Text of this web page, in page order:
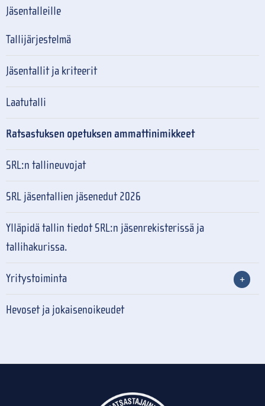
Jäsentalleille
Tallijärjestelmä
Jäsentallit ja kriteerit
Laatutalli
Ratsastuksen opetuksen ammattinimikkeet
SRL:n tallineuvojat
SRL jäsentallien jäsenedut 2026
Ylläpidä tallin tiedot SRL:n jäsenrekisterissä ja
tallihakurissa.
Yritystoiminta
Hevoset ja jokaisenoikeudet